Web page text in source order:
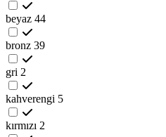
beyaz 44
bronz 39
gri 2
kahverengi 5
kırmızı 2